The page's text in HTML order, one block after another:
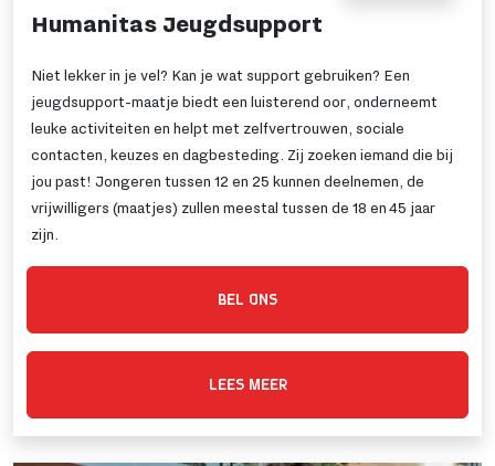
Humanitas Jeugdsupport
Niet lekker in je vel? Kan je wat support gebruiken? Een
jeugdsupport-maatje biedt een luisterend oor, onderneemt
leuke activiteiten en helpt met zelfvertrouwen, sociale
contacten, keuzes en dagbesteding. Zij zoeken iemand die bij
jou past! Jongeren tussen 12 en 25 kunnen deelnemen, de
vrijwilligers (maatjes) zullen meestal tussen de 18 en 45 jaar
zijn.
BEL ONS
LEES MEER